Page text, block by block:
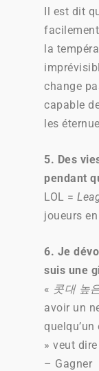
Il est dit
la
change
capable
les
5. Des
pendant
LOL =
joueurs
6. Je
suis une
« 콧대 높
avoir un
» veut dire
– Gagner